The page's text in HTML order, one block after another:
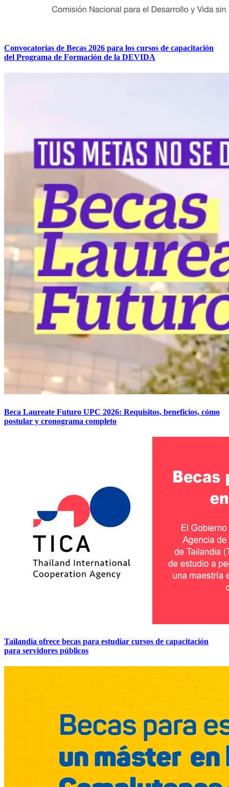
Convocatorias de Becas 2026 para los cursos de capacitación
del Programa de Formación de la DEVIDA
Beca Laureate Futuro UPC 2026: Requisitos, beneficios, cómo
postular y cronograma completo
Tailandia ofrece becas para estudiar cursos de capacitación
para servidores públicos